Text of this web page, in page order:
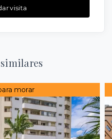
visita
morar